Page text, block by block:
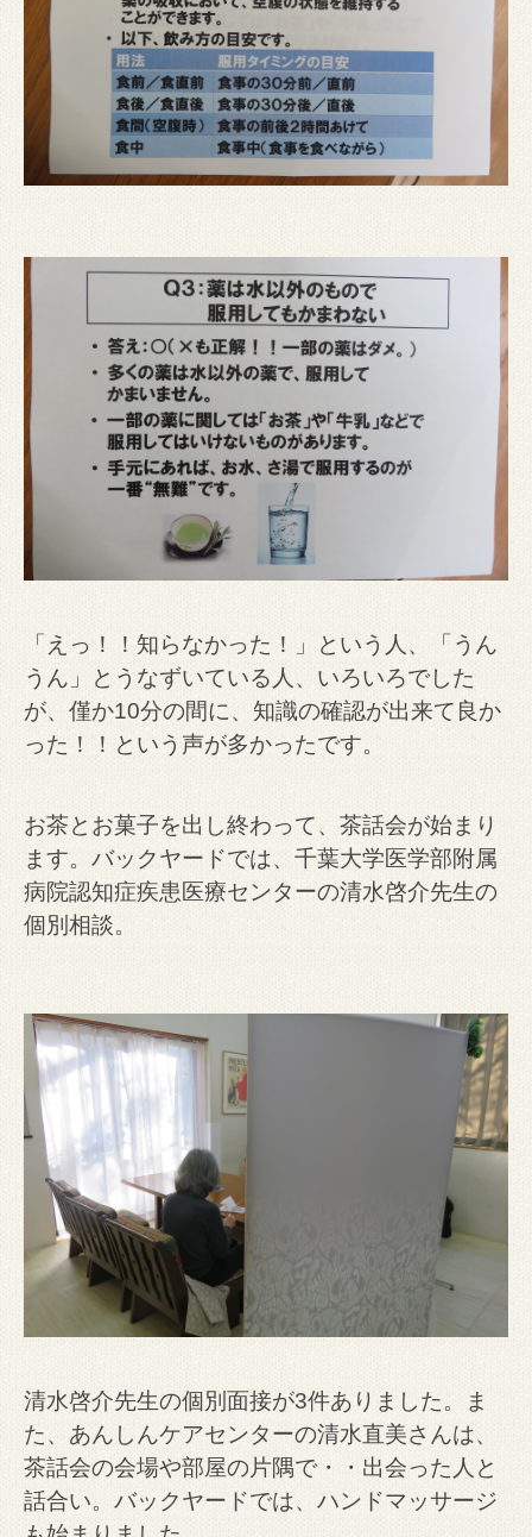
「えっ！！知らなかった！」という人、「うん
うん」とうなずいている人、いろいろでした
が、僅か10分の間に、知識の確認が出来て良か
った！！という声が多かったです。
お茶とお菓子を出し終わって、茶話会が始まり
ます。バックヤードでは、千葉大学医学部附属
病院認知症疾患医療センターの清水啓介先生の
個別相談。
清水啓介先生の個別面接が3件ありました。ま
た、あんしんケアセンターの清水直美さんは、
茶話会の会場や部屋の片隅で・・出会った人と
話合い。バックヤードでは、ハンドマッサージ